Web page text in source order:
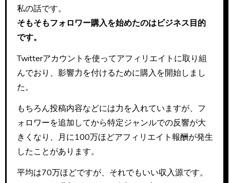
私の話です。
そもそもフォロワー購入を始めたのはビジネス目的
です。
Twitterアカウントを使ってアフィリエイトに取り組
んでおり、影響力を付けるために購入を開始しまし
た。
もちろん投稿内容などには力を入れていますが、フ
ォロワーを追加してから特定ジャンルでの反響が大
きくなり、月に100万ほどアフィリエイト報酬が発生
したことがあります。
平均は70万ほどですが、それでもいい収入源です。